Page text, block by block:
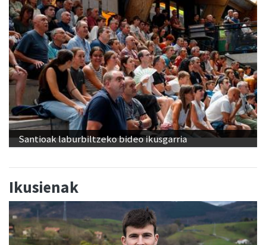
Santioak laburbiltzeko bideo ikusgarria
Ikusienak